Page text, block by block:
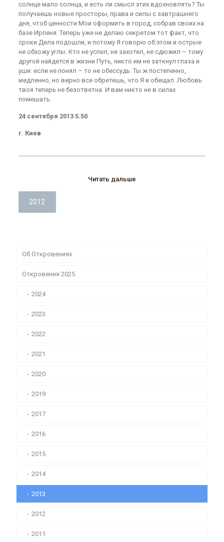
солнце мало солнца, и есть ли смысл этих вдохновлять? Ты
получаешь новые просторы, права и силы с завтрашнего
дня, чтоб ценности Мои оформить в город, собрав своих на
базе Ирпеня. Теперь уже не делаю секретом тот факт, что
сроки Дела подошли, и потому Я говорю об этом и острые
не обхожу углы. Кто не успел, не захотел, не сдюжил – тому
другой найдется в жизни Путь, никто им не заткнул глаза и
уши: если не понял – то не обессудь. Ты ж постепенно,
медленно, но верно все обретешь, что Я и обещал. Любовь
твоя теперь не безответна. И вам никто не в силах
помешать.
24 сентября 2013 5.50
г. Киев
Читать дальше
2012
Об Откровениях
Откровения 2025
2024
2023
2022
2021
2020
2019
2017
2016
2015
2014
2013
2012
2011